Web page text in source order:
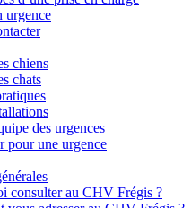
urgence
chiens
chats
des urgences
pour une urgence
consulter au CHV Frégis ?